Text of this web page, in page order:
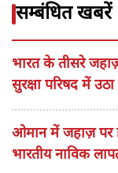
सम्बंधित खबरें
भारत के तीसरे
सुरक्षा परिषद में
ओमान में जहाज़ पर
भारतीय नाविक